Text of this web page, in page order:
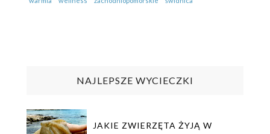
NAJLEPSZE WYCIECZKI
JAKIE ZWIERZĘTA ŻYJĄ W